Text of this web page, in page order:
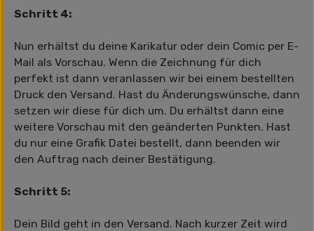
Schritt 4:
Nun erhältst du deine Karikatur oder dein Comic per E-
Mail als Vorschau. Wenn die Zeichnung für dich
perfekt ist dann veranlassen wir bei einem bestellten
Druck den Versand. Hast du Änderungswünsche, dann
setzen wir diese für dich um. Du erhältst dann eine
weitere Vorschau mit den geänderten Punkten. Hast
du nur eine Grafik Datei bestellt, dann beenden wir
den Auftrag nach deiner Bestätigung.
Schritt 5:
Dein Bild geht in den Versand. Nach kurzer Zeit wird